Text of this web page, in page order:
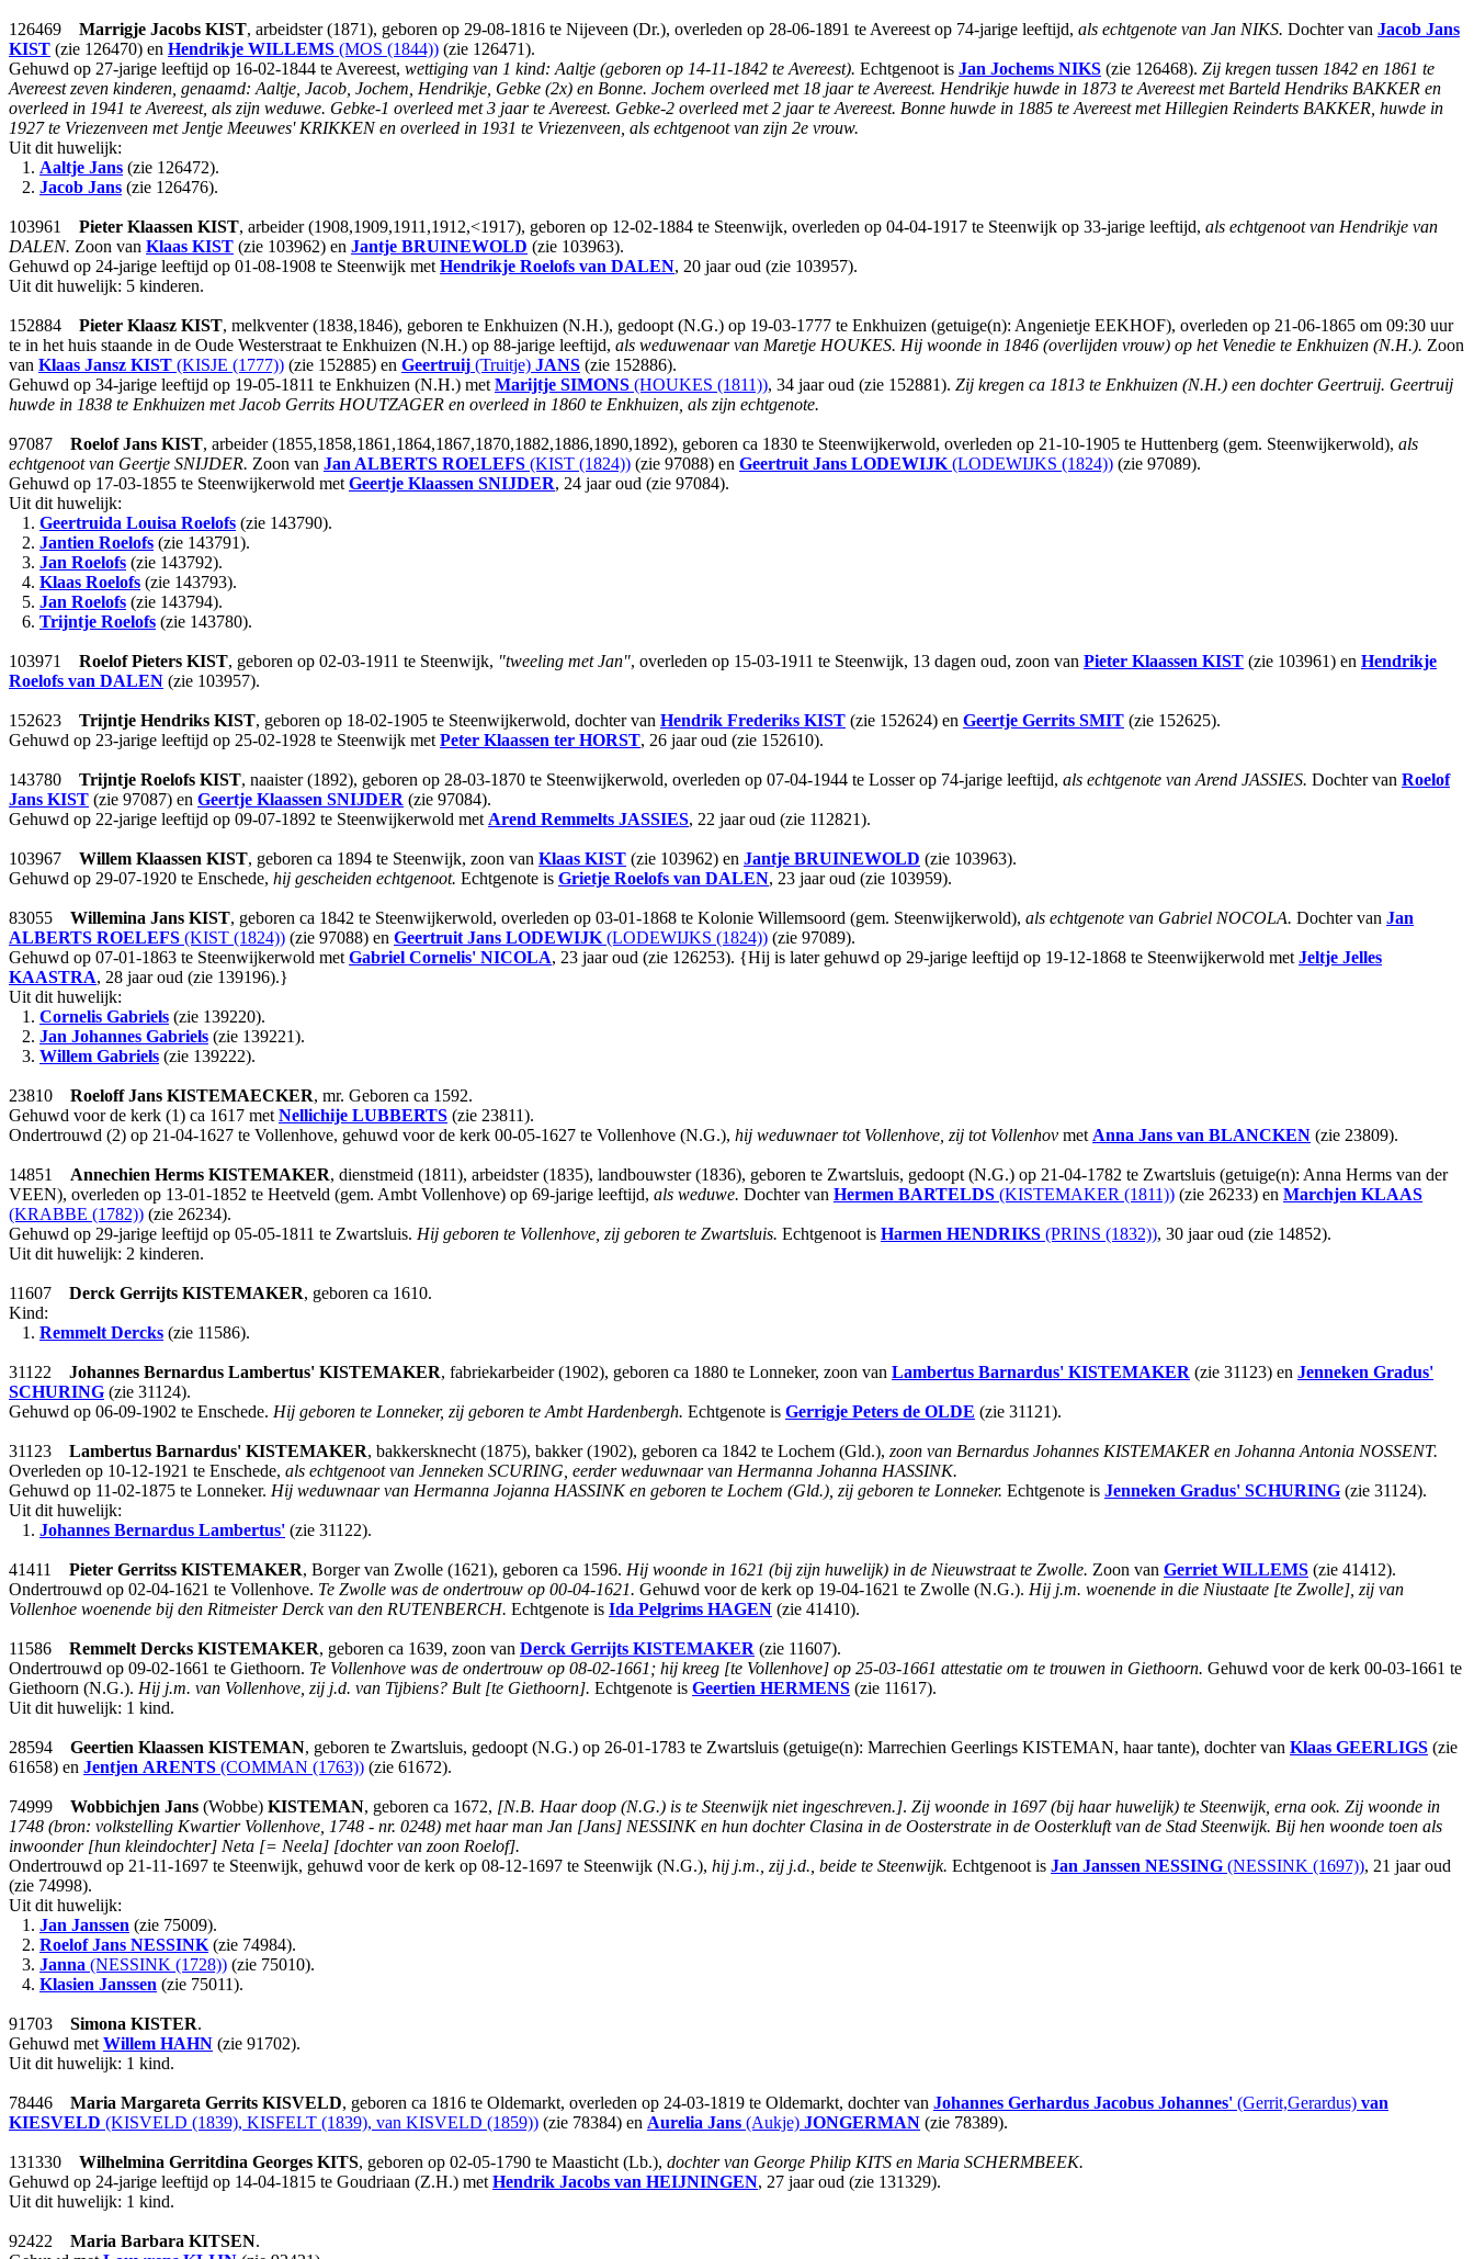
126469 Marrigje Jacobs KIST, arbeidster (1871), geboren op 29-08-1816 te Nijeveen (Dr.), overleden op 28-06-1891 te Avereest op 74-jarige leeftijd, als echtgenote van Jan NIKS. Dochter van Jacob Jans
KIST (zie 126470) en Hendrikje WILLEMS (MOS (1844)) (zie 126471).
Gehuwd op 27-jarige leeftijd op 16-02-1844 te Avereest, wettiging van 1 kind: Aaltje (geboren op 14-11-1842 te Avereest). Echtgenoot is Jan Jochems NIKS (zie 126468). Zij kregen tussen 1842 en 1861 te
Avereest zeven kinderen, genaamd: Aaltje, Jacob, Jochem, Hendrikje, Gebke (2x) en Bonne. Jochem overleed met 18 jaar te Avereest. Hendrikje huwde in 1873 te Avereest met Barteld Hendriks BAKKER en
overleed in 1941 te Avereest, als zijn weduwe. Gebke-1 overleed met 3 jaar te Avereest. Gebke-2 overleed met 2 jaar te Avereest. Bonne huwde in 1885 te Avereest met Hillegien Reinderts BAKKER, huwde in
1927 te Vriezenveen met Jentje Meeuwes' KRIKKEN en overleed in 1931 te Vriezenveen, als echtgenoot van zijn 2e vrouw.
Uit dit huwelijk:
1. Aaltje Jans (zie 126472).
2. Jacob Jans (zie 126476).
103961 Pieter Klaassen KIST, arbeider (1908,1909,1911,1912,<1917), geboren op 12-02-1884 te Steenwijk, overleden op 04-04-1917 te Steenwijk op 33-jarige leeftijd, als echtgenoot van Hendrikje van
DALEN. Zoon van Klaas KIST (zie 103962) en Jantje BRUINEWOLD (zie 103963).
Gehuwd op 24-jarige leeftijd op 01-08-1908 te Steenwijk met Hendrikje Roelofs van DALEN, 20 jaar oud (zie 103957).
Uit dit huwelijk: 5 kinderen.
152884 Pieter Klaasz KIST, melkventer (1838,1846), geboren te Enkhuizen (N.H.), gedoopt (N.G.) op 19-03-1777 te Enkhuizen (getuige(n): Angenietje EEKHOF), overleden op 21-06-1865 om 09:30 uur
te in het huis staande in de Oude Westerstraat te Enkhuizen (N.H.) op 88-jarige leeftijd, als weduwenaar van Maretje HOUKES. Hij woonde in 1846 (overlijden vrouw) op het Venedie te Enkhuizen (N.H.). Zoon
van Klaas Jansz KIST (KISJE (1777)) (zie 152885) en Geertruij (Truitje) JANS (zie 152886).
Gehuwd op 34-jarige leeftijd op 19-05-1811 te Enkhuizen (N.H.) met Marijtje SIMONS (HOUKES (1811)), 34 jaar oud (zie 152881). Zij kregen ca 1813 te Enkhuizen (N.H.) een dochter Geertruij. Geertruij
huwde in 1838 te Enkhuizen met Jacob Gerrits HOUTZAGER en overleed in 1860 te Enkhuizen, als zijn echtgenote.
97087 Roelof Jans KIST, arbeider (1855,1858,1861,1864,1867,1870,1882,1886,1890,1892), geboren ca 1830 te Steenwijkerwold, overleden op 21-10-1905 te Huttenberg (gem. Steenwijkerwold), als
echtgenoot van Geertje SNIJDER. Zoon van Jan ALBERTS ROELEFS (KIST (1824)) (zie 97088) en Geertruit Jans LODEWIJK (LODEWIJKS (1824)) (zie 97089).
Gehuwd op 17-03-1855 te Steenwijkerwold met Geertje Klaassen SNIJDER, 24 jaar oud (zie 97084).
Uit dit huwelijk:
1. Geertruida Louisa Roelofs (zie 143790).
2. Jantien Roelofs (zie 143791).
3. Jan Roelofs (zie 143792).
4. Klaas Roelofs (zie 143793).
5. Jan Roelofs (zie 143794).
6. Trijntje Roelofs (zie 143780).
103971 Roelof Pieters KIST, geboren op 02-03-1911 te Steenwijk, "tweeling met Jan", overleden op 15-03-1911 te Steenwijk, 13 dagen oud, zoon van Pieter Klaassen KIST (zie 103961) en Hendrikje
Roelofs van DALEN (zie 103957).
152623 Trijntje Hendriks KIST, geboren op 18-02-1905 te Steenwijkerwold, dochter van Hendrik Frederiks KIST (zie 152624) en Geertje Gerrits SMIT (zie 152625).
Gehuwd op 23-jarige leeftijd op 25-02-1928 te Steenwijk met Peter Klaassen ter HORST, 26 jaar oud (zie 152610).
143780 Trijntje Roelofs KIST, naaister (1892), geboren op 28-03-1870 te Steenwijkerwold, overleden op 07-04-1944 te Losser op 74-jarige leeftijd, als echtgenote van Arend JASSIES. Dochter van Roelof
Jans KIST (zie 97087) en Geertje Klaassen SNIJDER (zie 97084).
Gehuwd op 22-jarige leeftijd op 09-07-1892 te Steenwijkerwold met Arend Remmelts JASSIES, 22 jaar oud (zie 112821).
103967 Willem Klaassen KIST, geboren ca 1894 te Steenwijk, zoon van Klaas KIST (zie 103962) en Jantje BRUINEWOLD (zie 103963).
Gehuwd op 29-07-1920 te Enschede, hij gescheiden echtgenoot. Echtgenote is Grietje Roelofs van DALEN, 23 jaar oud (zie 103959).
83055 Willemina Jans KIST, geboren ca 1842 te Steenwijkerwold, overleden op 03-01-1868 te Kolonie Willemsoord (gem. Steenwijkerwold), als echtgenote van Gabriel NOCOLA. Dochter van Jan
ALBERTS ROELEFS (KIST (1824)) (zie 97088) en Geertruit Jans LODEWIJK (LODEWIJKS (1824)) (zie 97089).
Gehuwd op 07-01-1863 te Steenwijkerwold met Gabriel Cornelis' NICOLA, 23 jaar oud (zie 126253). {Hij is later gehuwd op 29-jarige leeftijd op 19-12-1868 te Steenwijkerwold met Jeltje Jelles
KAASTRA, 28 jaar oud (zie 139196).}
Uit dit huwelijk:
1. Cornelis Gabriels (zie 139220).
2. Jan Johannes Gabriels (zie 139221).
3. Willem Gabriels (zie 139222).
23810 Roeloff Jans KISTEMAECKER, mr. Geboren ca 1592.
Gehuwd voor de kerk (1) ca 1617 met Nellichije LUBBERTS (zie 23811).
Ondertrouwd (2) op 21-04-1627 te Vollenhove, gehuwd voor de kerk 00-05-1627 te Vollenhove (N.G.), hij weduwnaer tot Vollenhove, zij tot Vollenhov met Anna Jans van BLANCKEN (zie 23809).
14851 Annechien Herms KISTEMAKER, dienstmeid (1811), arbeidster (1835), landbouwster (1836), geboren te Zwartsluis, gedoopt (N.G.) op 21-04-1782 te Zwartsluis (getuige(n): Anna Herms van der
VEEN), overleden op 13-01-1852 te Heetveld (gem. Ambt Vollenhove) op 69-jarige leeftijd, als weduwe. Dochter van Hermen BARTELDS (KISTEMAKER (1811)) (zie 26233) en Marchjen KLAAS
(KRABBE (1782)) (zie 26234).
Gehuwd op 29-jarige leeftijd op 05-05-1811 te Zwartsluis. Hij geboren te Vollenhove, zij geboren te Zwartsluis. Echtgenoot is Harmen HENDRIKS (PRINS (1832)), 30 jaar oud (zie 14852).
Uit dit huwelijk: 2 kinderen.
11607 Derck Gerrijts KISTEMAKER, geboren ca 1610.
Kind:
1. Remmelt Dercks (zie 11586).
31122 Johannes Bernardus Lambertus' KISTEMAKER, fabriekarbeider (1902), geboren ca 1880 te Lonneker, zoon van Lambertus Barnardus' KISTEMAKER (zie 31123) en Jenneken Gradus'
SCHURING (zie 31124).
Gehuwd op 06-09-1902 te Enschede. Hij geboren te Lonneker, zij geboren te Ambt Hardenbergh. Echtgenote is Gerrigje Peters de OLDE (zie 31121).
31123 Lambertus Barnardus' KISTEMAKER, bakkersknecht (1875), bakker (1902), geboren ca 1842 te Lochem (Gld.), zoon van Bernardus Johannes KISTEMAKER en Johanna Antonia NOSSENT.
Overleden op 10-12-1921 te Enschede, als echtgenoot van Jenneken SCURING, eerder weduwnaar van Hermanna Johanna HASSINK.
Gehuwd op 11-02-1875 te Lonneker. Hij weduwnaar van Hermanna Jojanna HASSINK en geboren te Lochem (Gld.), zij geboren te Lonneker. Echtgenote is Jenneken Gradus' SCHURING (zie 31124).
Uit dit huwelijk:
1. Johannes Bernardus Lambertus' (zie 31122).
41411 Pieter Gerritss KISTEMAKER, Borger van Zwolle (1621), geboren ca 1596. Hij woonde in 1621 (bij zijn huwelijk) in de Nieuwstraat te Zwolle. Zoon van Gerriet WILLEMS (zie 41412).
Ondertrouwd op 02-04-1621 te Vollenhove. Te Zwolle was de ondertrouw op 00-04-1621. Gehuwd voor de kerk op 19-04-1621 te Zwolle (N.G.). Hij j.m. woenende in die Niustaate [te Zwolle], zij van
Vollenhoe woenende bij den Ritmeister Derck van den RUTENBERCH. Echtgenote is Ida Pelgrims HAGEN (zie 41410).
11586 Remmelt Dercks KISTEMAKER, geboren ca 1639, zoon van Derck Gerrijts KISTEMAKER (zie 11607).
Ondertrouwd op 09-02-1661 te Giethoorn. Te Vollenhove was de ondertrouw op 08-02-1661; hij kreeg [te Vollenhove] op 25-03-1661 attestatie om te trouwen in Giethoorn. Gehuwd voor de kerk 00-03-1661 te
Giethoorn (N.G.). Hij j.m. van Vollenhove, zij j.d. van Tijbiens? Bult [te Giethoorn]. Echtgenote is Geertien HERMENS (zie 11617).
Uit dit huwelijk: 1 kind.
28594 Geertien Klaassen KISTEMAN, geboren te Zwartsluis, gedoopt (N.G.) op 26-01-1783 te Zwartsluis (getuige(n): Marrechien Geerlings KISTEMAN, haar tante), dochter van Klaas GEERLIGS (zie
61658) en Jentjen ARENTS (COMMAN (1763)) (zie 61672).
74999 Wobbichjen Jans (Wobbe) KISTEMAN, geboren ca 1672, [N.B. Haar doop (N.G.) is te Steenwijk niet ingeschreven.]. Zij woonde in 1697 (bij haar huwelijk) te Steenwijk, erna ook. Zij woonde in
1748 (bron: volkstelling Kwartier Vollenhove, 1748 - nr. 0248) met haar man Jan [Jans] NESSINK en hun dochter Clasina in de Oosterstrate in de Oosterkluft van de Stad Steenwijk. Bij hen woonde toen als
inwoonder [hun kleindochter] Neta [= Neela] [dochter van zoon Roelof].
Ondertrouwd op 21-11-1697 te Steenwijk, gehuwd voor de kerk op 08-12-1697 te Steenwijk (N.G.), hij j.m., zij j.d., beide te Steenwijk. Echtgenoot is Jan Janssen NESSING (NESSINK (1697)), 21 jaar oud
(zie 74998).
Uit dit huwelijk:
1. Jan Janssen (zie 75009).
2. Roelof Jans NESSINK (zie 74984).
3. Janna (NESSINK (1728)) (zie 75010).
4. Klasien Janssen (zie 75011).
91703 Simona KISTER.
Gehuwd met Willem HAHN (zie 91702).
Uit dit huwelijk: 1 kind.
78446 Maria Margareta Gerrits KISVELD, geboren ca 1816 te Oldemarkt, overleden op 24-03-1819 te Oldemarkt, dochter van Johannes Gerhardus Jacobus Johannes' (Gerrit,Gerardus) van
KIESVELD (KISVELD (1839), KISFELT (1839), van KISVELD (1859)) (zie 78384) en Aurelia Jans (Aukje) JONGERMAN (zie 78389).
131330 Wilhelmina Gerritdina Georges KITS, geboren op 02-05-1790 te Maasticht (Lb.), dochter van George Philip KITS en Maria SCHERMBEEK.
Gehuwd op 24-jarige leeftijd op 14-04-1815 te Goudriaan (Z.H.) met Hendrik Jacobs van HEIJNINGEN, 27 jaar oud (zie 131329).
Uit dit huwelijk: 1 kind.
92422 Maria Barbara KITSEN.